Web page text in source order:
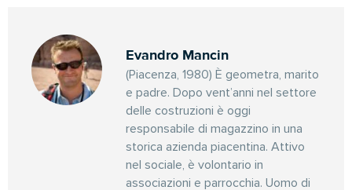
Evandro Mancin
(Piacenza, 1980) È geometra, marito
e padre. Dopo vent’anni nel settore
delle costruzioni è oggi
responsabile di magazzino in una
storica azienda piacentina. Attivo
nel sociale, è volontario in
associazioni e parrocchia. Uomo di